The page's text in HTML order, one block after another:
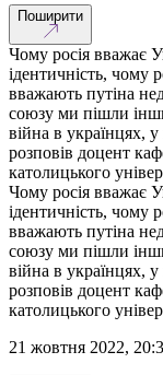
Поширити
Чому росія вважає
ідентичність, чому
вважають путіна
союзу ми пішли
війна в українцях,
розповів доцент
католицького
Чому росія вважає
ідентичність, чому
вважають путіна
союзу ми пішли
війна в українцях,
розповів доцент
католицького
21 жовтня 2022,